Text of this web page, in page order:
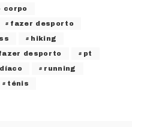
corpo
fazer desporto
hiking
desporto pt
running
ténis